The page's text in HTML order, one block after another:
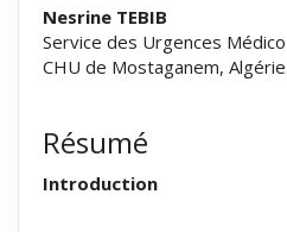
Nesrine TEBIB
Service des Urgences
CHU de Mostaganem, Algérie.
Résumé
Introduction